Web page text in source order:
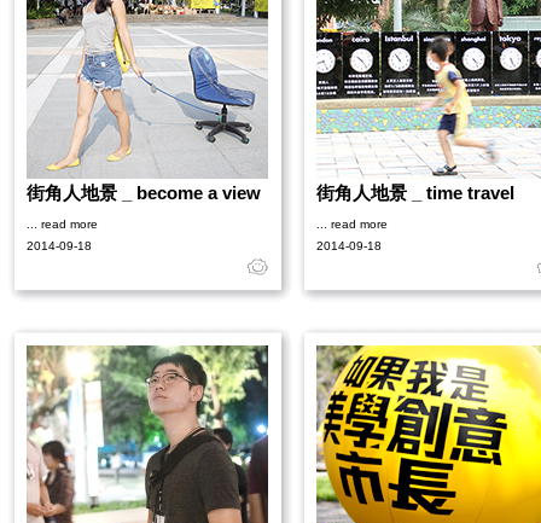
街角人地景 _ become a view
... read more
2014-09-18
街角人地景 _ time travel
... read more
2014-09-18